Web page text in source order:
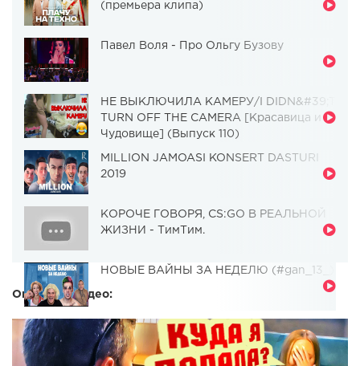
(премьера клипа)
Павел Воля - Про Ольгу Бузову
НЕ ВЫКЛЮЧИЛА КАМЕРУ/I DIDN&#39;T
TURN OFF THE CAMERA [Красавица и
Чудовище] (Выпуск 110)
MILLION JAMOASI KONSERT DASTURI
2019
КОРОЧЕ ГОВОРЯ, CS:GO В РЕАЛЬНОЙ
ЖИЗНИ - ТимТим.
НОВЫЕ ВАЙНЫ ЗА НЕДЕЛЮ (#gan_13_)
Описание видео: